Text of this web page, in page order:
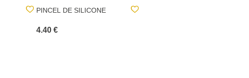
PINCEL DE SILICONE
4.40 €